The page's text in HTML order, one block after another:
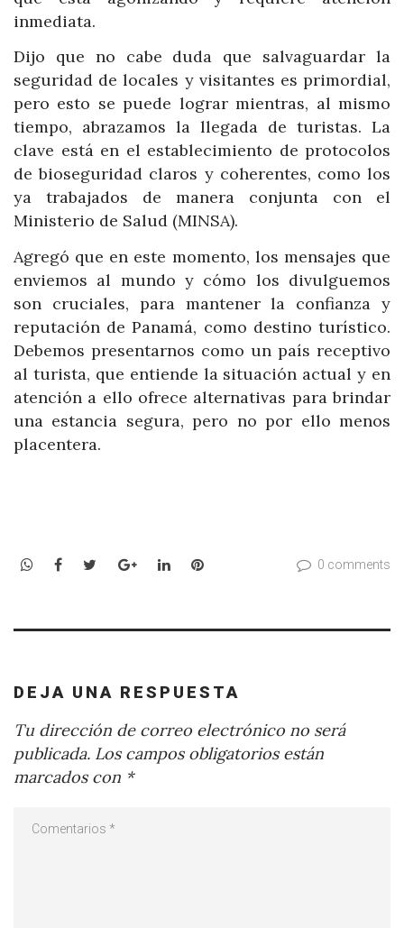
inmediata.
Dijo que no cabe duda que salvaguardar la
seguridad de locales y visitantes es primordial,
pero esto se puede lograr mientras, al mismo
tiempo, abrazamos la llegada de turistas. La
clave está en el establecimiento de protocolos
de bioseguridad claros y coherentes, como los
ya trabajados de manera conjunta con el
Ministerio de Salud (MINSA).
Agregó que en este momento, los mensajes que
enviemos al mundo y cómo los divulguemos
son cruciales, para mantener la confianza y
reputación de Panamá, como destino turístico.
Debemos presentarnos como un país receptivo
al turista, que entiende la situación actual y en
atención a ello ofrece alternativas para brindar
una estancia segura, pero no por ello menos
placentera.
WhatsApp
Facebook
TwitterGoogle+LinkedInPinterest 0 comments
DEJA UNA RESPUESTA
Tu dirección de correo electrónico no será
publicada. Los campos obligatorios están
marcados con *